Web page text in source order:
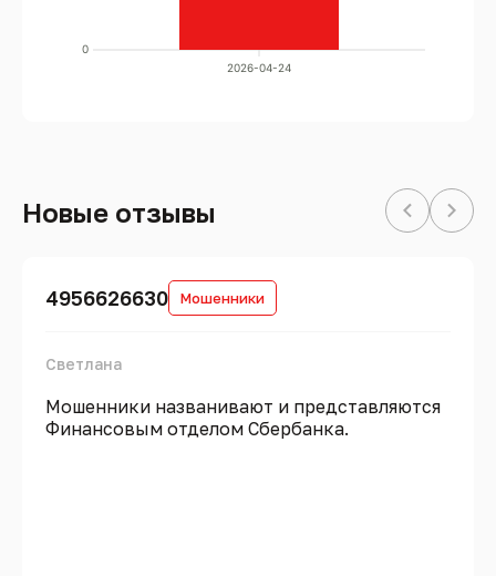
0
2026-04-24
Новые отзывы
4956626630 Мошенники
Светлана
Мошенники названивают и представляются
Финансовым отделом Сбербанка.